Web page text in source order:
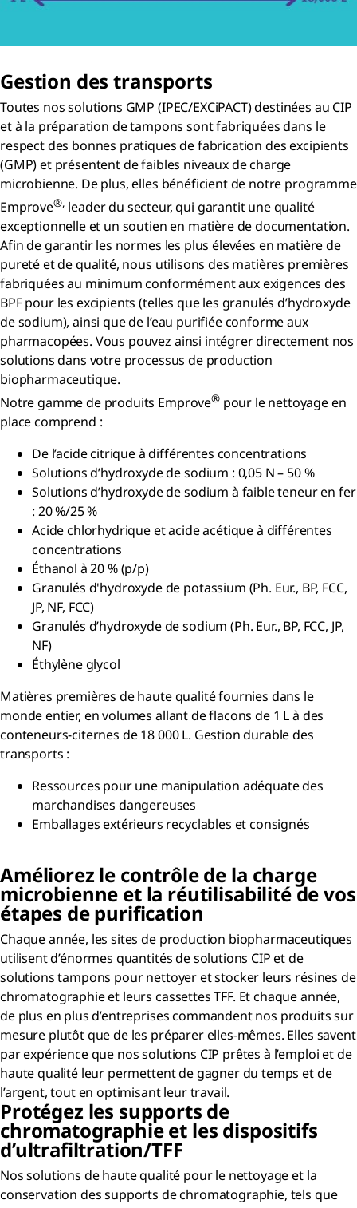
Gestion des transports
Toutes nos solutions GMP (IPEC/EXCiPACT) destinées au CIP
et à la préparation de tampons sont fabriquées dans le
respect des bonnes pratiques de fabrication des excipients
(GMP) et présentent de faibles niveaux de charge
microbienne. De plus, elles bénéficient de notre programme
Emprove®, leader du secteur, qui garantit une qualité
exceptionnelle et un soutien en matière de documentation.
Afin de garantir les normes les plus élevées en matière de
pureté et de qualité, nous utilisons des matières premières
fabriquées au minimum conformément aux exigences des
BPF pour les excipients (telles que les granulés d’hydroxyde
de sodium), ainsi que de l’eau purifiée conforme aux
pharmacopées. Vous pouvez ainsi intégrer directement nos
solutions dans votre processus de production
biopharmaceutique.
Notre gamme de produits Emprove®pour le nettoyage en
place comprend :
De l’acide citrique à différentes concentrations
Solutions d’hydroxyde de sodium : 0,05 N – 50 %
Solutions d’hydroxyde de sodium à faible teneur en fer
: 20 %/25 %
Acide chlorhydrique et acide acétique à différentes
concentrations
Éthanol à 20 % (p/p)
Granulés d'hydroxyde de potassium (Ph. Eur., BP, FCC,
JP, NF, FCC)
Granulés d’hydroxyde de sodium (Ph. Eur., BP, FCC, JP,
NF)
Éthylène glycol
Matières premières de haute qualité fournies dans le
monde entier, en volumes allant de flacons de 1 L à des
conteneurs-citernes de 18 000 L. Gestion durable des
transports :
Ressources pour une manipulation adéquate des
marchandises dangereuses
Emballages extérieurs recyclables et consignés
Améliorez le contrôle de la charge
microbienne et la réutilisabilité de vos
étapes de purification
Chaque année, les sites de production biopharmaceutiques
utilisent d’énormes quantités de solutions CIP et de
solutions tampons pour nettoyer et stocker leurs résines de
chromatographie et leurs cassettes TFF. Et chaque année,
de plus en plus d’entreprises commandent nos produits sur
mesure plutôt que de les préparer elles-mêmes. Elles savent
par expérience que nos solutions CIP prêtes à l’emploi et de
haute qualité leur permettent de gagner du temps et de
l’argent, tout en optimisant leur travail.
Protégez les supports de
chromatographie et les dispositifs
d’ultrafiltration/TFF
Nos solutions de haute qualité pour le nettoyage et la
conservation des supports de chromatographie, tels que